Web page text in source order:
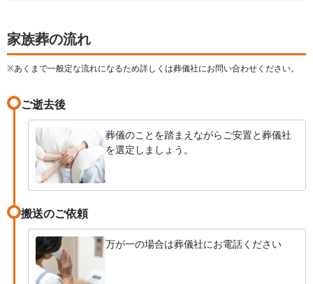
家族葬の流れ
※あくまで一般定な流れになるため詳しくは葬儀社にお問い合わせください。
ご逝去後
葬儀のことを踏まえながらご安置と葬儀社
を選定しましょう。
搬送のご依頼
万が一の場合は葬儀社にお電話ください